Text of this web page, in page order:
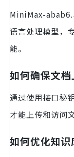
MiniMax-
语言处理模型，
能。
如何确保文档
通过使用接口秘
才能上传和访问
如何优化知识